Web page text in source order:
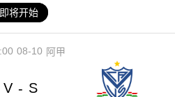
即将开始
08-10 阿甲
V - S